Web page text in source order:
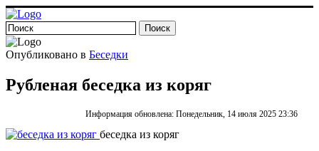
Опубликовано в Беседки
Рубленая беседка из коряг
Информация обновлена: Понедельник, 14 июля 2025 23:36
беседка из коряг